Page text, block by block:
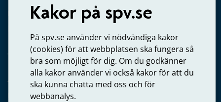
Kakor på spv.se
På spv.se använder vi nödvändiga kakor
(cookies) för att webbplatsen ska fungera så
bra som möjligt för dig. Om du godkänner
alla kakor använder vi också kakor för att du
ska kunna chatta med oss och för
webbanalys.
Kontakta oss
Arbetsgivare
Frågor om administration av tjänstepension från statlig